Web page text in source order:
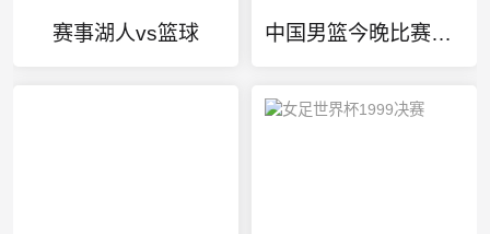
赛事湖人vs篮球 中国男篮今晚比赛直播cctv5+